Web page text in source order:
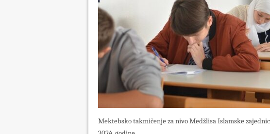
Mektebsko takmičenje za nivo Medžlisa Islamske